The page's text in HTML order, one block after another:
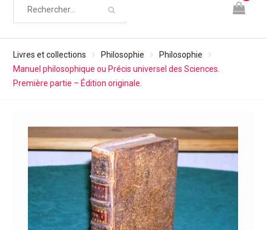
Livres et collections Philosophie
Philosophie
Manuel philosophique ou Précis universel des Sciences.
Première partie – Édition originale.